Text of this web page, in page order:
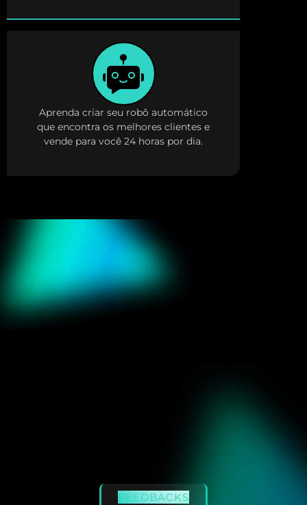
Aprenda criar seu robô automático
que encontra os melhores clientes e
vende para você 24 horas por dia.
FEEDBACKS